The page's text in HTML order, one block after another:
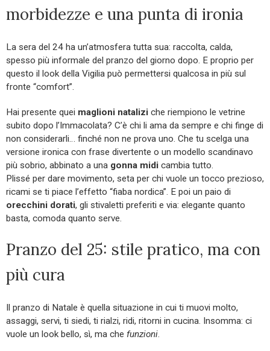
morbidezze e una punta di ironia
La sera del 24 ha un’atmosfera tutta sua: raccolta, calda,
spesso più informale del pranzo del giorno dopo. E proprio per
questo il look della Vigilia può permettersi qualcosa in più sul
fronte “comfort”.
Hai presente quei maglioni natalizi che riempiono le vetrine
subito dopo l’Immacolata? C’è chi li ama da sempre e chi finge di
non considerarli… finché non ne prova uno. Che tu scelga una
versione ironica con frase divertente o un modello scandinavo
più sobrio, abbinato a una gonna midi cambia tutto.
Plissé per dare movimento, seta per chi vuole un tocco prezioso,
ricami se ti piace l’effetto “fiaba nordica”. E poi un paio di
orecchini dorati, gli stivaletti preferiti e via: elegante quanto
basta, comoda quanto serve.
Pranzo del 25: stile pratico, ma con
più cura
Il pranzo di Natale è quella situazione in cui ti muovi molto,
assaggi, servi, ti siedi, ti rialzi, ridi, ritorni in cucina. Insomma: ci
vuole un look bello, sì, ma che funzioni.